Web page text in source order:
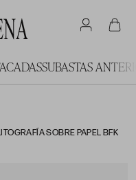
SUBASTAS
SOBRE PAPEL BFK